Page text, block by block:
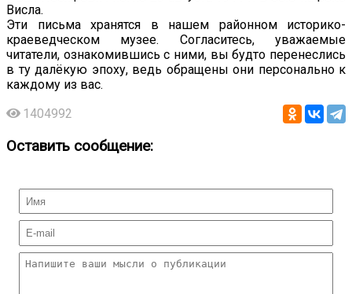
Висла.
Эти письма хранятся в нашем районном историко-
краеведческом музее. Согласитесь, уважаемые
читатели, ознакомившись с ними, вы будто перенеслись
в ту далёкую эпоху, ведь обращены они персонально к
каждому из вас.
1404992
Оставить сообщение: